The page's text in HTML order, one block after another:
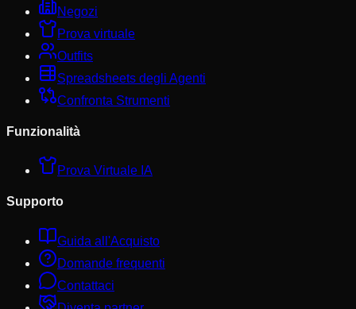
Negozi
Prova virtuale
Outfits
Spreadsheets degli Agenti
Confronta Strumenti
Funzionalità
Prova Virtuale IA
Supporto
Guida all'Acquisto
Domande frequenti
Contattaci